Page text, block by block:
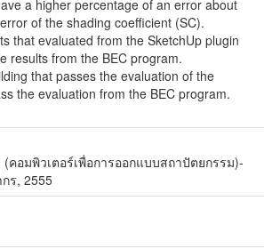
a higher percentage of an error about
of the shading coefficient (SC).
that evaluated from the SketchUp plugin
results from the BEC program.
that passes the evaluation of the
the evaluation from the BEC program.
อมพิวเตอร์เพื่อการออกแบบสถาปัตยกรรม)-
ร, 2555